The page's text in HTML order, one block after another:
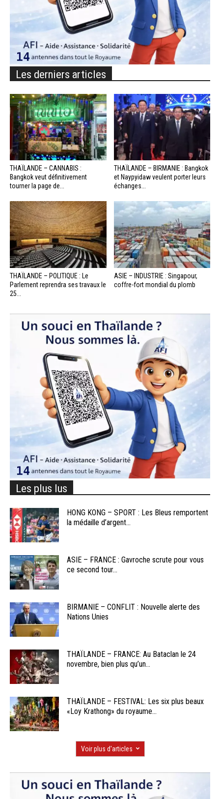
Les derniers articles
THAÏLANDE – CANNABIS :
Bangkok veut définitivement
tourner la page de...
THAÏLANDE – BIRMANIE : Bangkok
et Naypyidaw veulent porter leurs
échanges...
THAÏLANDE – POLITIQUE : Le
Parlement reprendra ses travaux le
25...
ASIE – INDUSTRIE : Singapour,
coffre-fort mondial du plomb
Les plus lus
HONG KONG – SPORT : Les Bleus remportent
la médaille d’argent...
ASIE – FRANCE : Gavroche scrute pour vous
ce second tour...
BIRMANIE – CONFLIT : Nouvelle alerte des
Nations Unies
THAÏLANDE – FRANCE: Au Bataclan le 24
novembre, bien plus qu’un...
THAÏLANDE – FESTIVAL: Les six plus beaux
«Loy Krathong» du royaume...
Voir plus d'articles